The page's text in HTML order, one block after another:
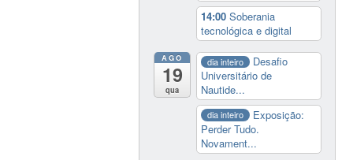
14:00Soberania
tecnológica e digital
AGO
19
qua
dia inteiro
Desafio
Universitário de
Nautide...
dia inteiro
Exposição:
Perder Tudo.
Novament...